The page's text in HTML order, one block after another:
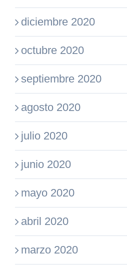
diciembre 2020
octubre 2020
septiembre 2020
agosto 2020
julio 2020
junio 2020
mayo 2020
abril 2020
marzo 2020